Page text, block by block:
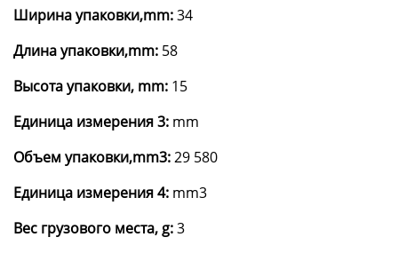
Ширина упаковки,mm:34
Длина упаковки,mm: 58
Высота упаковки, mm: 15
Единица измерения 3: mm
Объем упаковки,mm3:29 580
Единица измерения 4: mm3
Вес грузового места, g:3